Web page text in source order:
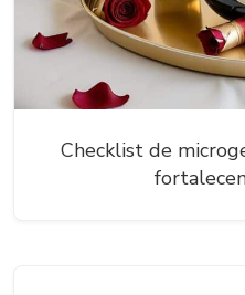
Checklist de